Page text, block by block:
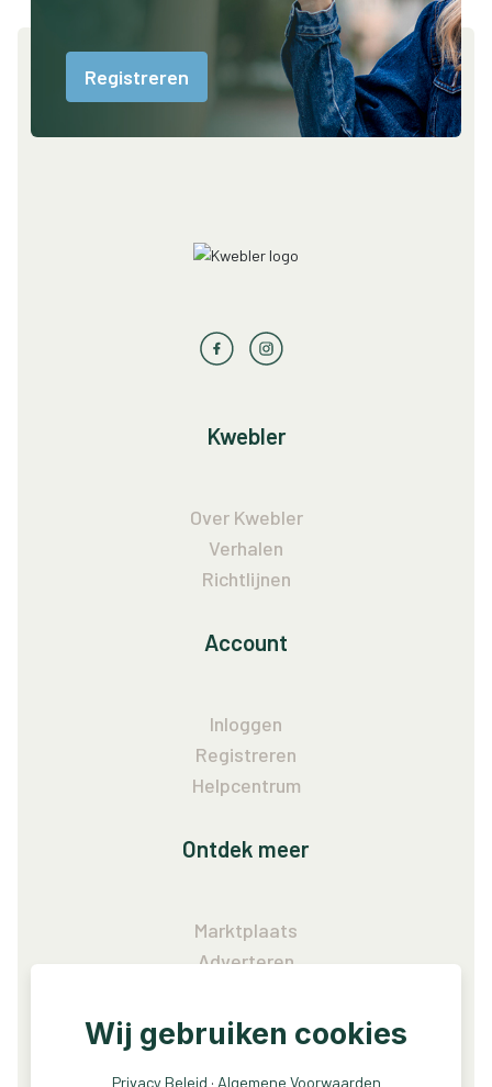
Wij gebruiken cookies
Privacy Beleid · Algemene Voorwaarden
Registreren
Kwebler
Over Kwebler
Verhalen
Richtlijnen
Account
Inloggen
Registreren
Helpcentrum
Ontdek meer
Marktplaats
Adverteren